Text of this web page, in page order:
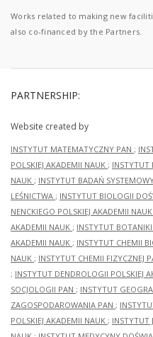
Works related to making new
also co-financed by the Partners.
PARTNERSHIP:
Website created by
INSTYTUT MATEMATYCZNY PAN ;
POLSKIEJ AKADEMII NAUK ; INSTYTUT
NAUK ; INSTYTUT BADAŃ
LEŚNICTWA ; INSTYTUT BIOLOGII
NENCKIEGO POLSKIEJ AKADEMII NAUK
AKADEMII NAUK ; INSTYTUT
AKADEMII NAUK ; INSTYTUT CHEMII
NAUK ; INSTYTUT CHEMII FIZYCZNEJ
; INSTYTUT DENDROLOGII POLSKIEJ
SOCJOLOGII PAN ; INSTYTUT
ZAGOSPODAROWANIA PAN ;
POLSKIEJ AKADEMII NAUK ; INSTYTUT